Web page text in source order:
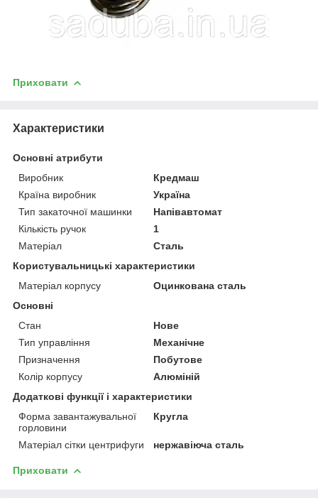
Приховати
Характеристики
Основні атрибути
Виробник
Кредмаш
Країна виробник
Україна
Тип закаточної машинки
Напівавтомат
Кількість ручок
1
Матеріал
Сталь
Користувальницькі характеристики
Матеріал корпусу
Оцинкована сталь
Основні
Стан
Нове
Тип управління
Механічне
Призначення
Побутове
Колір корпусу
Алюміній
Додаткові функції і характеристики
Форма завантажувальної
горловини
Кругла
Матеріал сітки центрифуги нержавіюча сталь
Приховати